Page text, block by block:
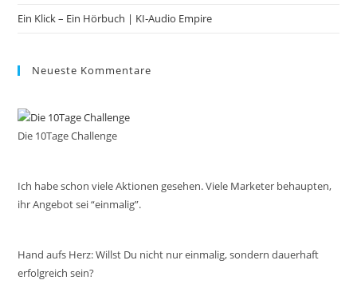
Ein Klick – Ein Hörbuch | KI‑Audio Empire
Neueste Kommentare
Die 10Tage Challenge
Ich habe schon viele Aktionen gesehen. Viele Marketer behaupten,
ihr Angebot sei “einmalig”.
Hand aufs Herz: Willst Du nicht nur einmalig, sondern dauerhaft
erfolgreich sein?